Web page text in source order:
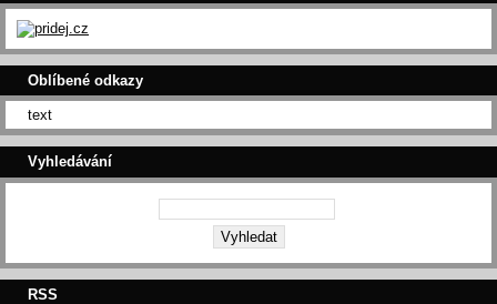
Oblíbené odkazy
text
Vyhledávání
RSS